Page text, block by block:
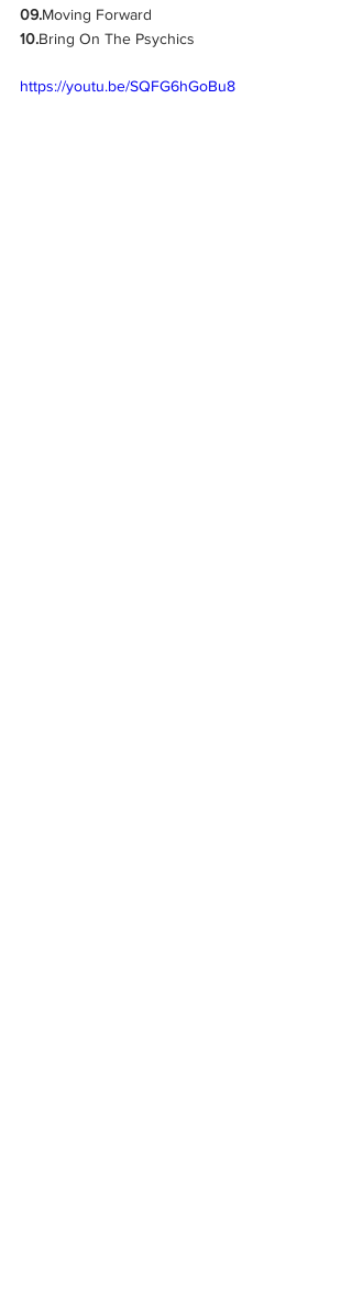
09.Moving Forward
10.Bring On The Psychics
https://youtu.be/SQFG6hGoBu8